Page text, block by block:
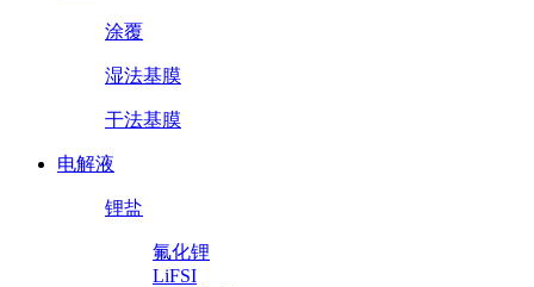
涂覆
湿法基膜
干法基膜
电解液
锂盐
氟化锂
LiFSI